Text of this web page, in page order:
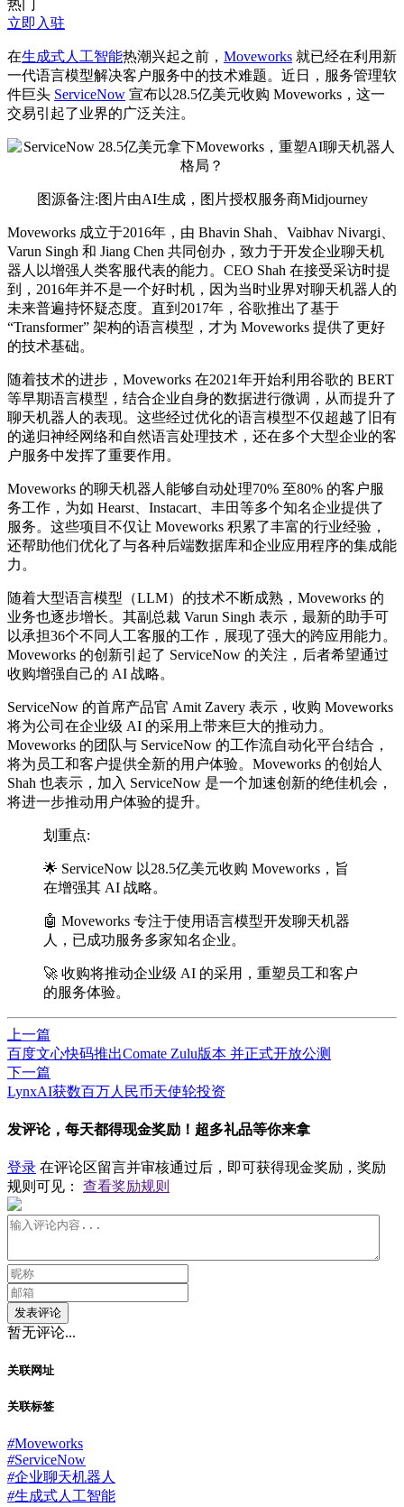
热门
立即入驻
在生成式人工智能热潮兴起之前， Moveworks 就已经在利用新
一代语言模型解决客户服务中的技术难题。近日，服务管理软
件巨头 ServiceNow 宣布以28.5亿美元收购 Moveworks，这一
交易引起了业界的广泛关注。
图源备注:图片由AI生成，图片授权服务商Midjourney
Moveworks 成立于2016年，由 Bhavin Shah、Vaibhav Nivargi、
Varun Singh 和 Jiang Chen 共同创办，致力于开发企业聊天机
器人以增强人类客服代表的能力。CEO Shah 在接受采访时提
到，2016年并不是一个好时机，因为当时业界对聊天机器人的
未来普遍持怀疑态度。直到2017年，谷歌推出了基于
“Transformer” 架构的语言模型，才为 Moveworks 提供了更好
的技术基础。
随着技术的进步，Moveworks 在2021年开始利用谷歌的 BERT
等早期语言模型，结合企业自身的数据进行微调，从而提升了
聊天机器人的表现。这些经过优化的语言模型不仅超越了旧有
的递归神经网络和自然语言处理技术，还在多个大型企业的客
户服务中发挥了重要作用。
Moveworks 的聊天机器人能够自动处理70% 至80% 的客户服
务工作，为如 Hearst、Instacart、丰田等多个知名企业提供了
服务。这些项目不仅让 Moveworks 积累了丰富的行业经验，
还帮助他们优化了与各种后端数据库和企业应用程序的集成能
力。
随着大型语言模型（LLM）的技术不断成熟，Moveworks 的
业务也逐步增长。其副总裁 Varun Singh 表示， 最新的助手可
以承担36个不同人工客服的工作，展现了强大的跨应用能力。
Moveworks 的创新引起了 ServiceNow 的关注，后者希望通过
收购增强自己的 AI 战略。
ServiceNow 的首席产品官 Amit Zavery 表示，收购 Moveworks
将为公司在企业级 AI 的采用上带来巨大的推动力。
Moveworks 的团队与 ServiceNow 的工作流自动化平台结合，
将为员工和客户提供全新的用户体验。Moveworks 的创始人
Shah 也表示，加入 ServiceNow 是一个加速创新的绝佳机会，
将进一步推动用户体验的提升。
划重点:
🌟 ServiceNow 以28.5亿美元收购 Moveworks，旨
在增强其 AI 战略。
🤖 Moveworks 专注于使用语言模型开发聊天机器
人，已成功服务多家知名企业。
🚀 收购将推动企业级 AI 的采用，重塑员工和客户
的服务体验。
上一篇
百度文心快码推出Comate Zulu版本 并正式开放公测
下一篇
LynxAI获数百万人民币天使轮投资
发评论，每天都得现金奖励！超多礼品等你来拿
登录 在评论区留言并审核通过后，即可获得现金奖励，奖励
规则可见： 查看奖励规则
发表评论
暂无评论...
关联网址
关联标签
#Moveworks
#ServiceNow
#企业聊天机器人
#生成式人工智能